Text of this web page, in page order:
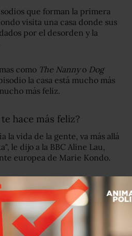
que forman la primera
visita una casa donde sus
por el desorden y la
como The Nannyo Dog
la casa está mucho más
más feliz.
hace más feliz?
la vida de la gente, va más allá
le dijo a la BBC Aline Lau,
europea de Marie Kondo.
que tienes y cada una de
feliz,todo tiene un propósito.
proceso, te das cuenta de lo
lugar.